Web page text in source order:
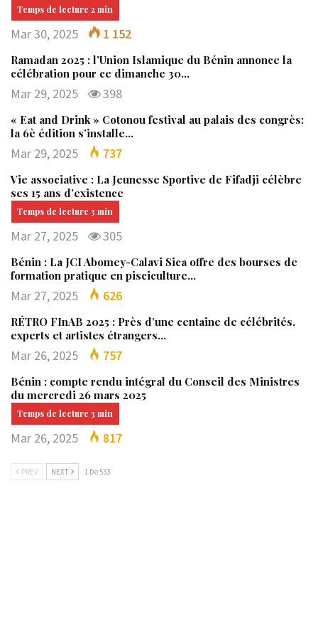
Mar 30, 2025 1 152
Ramadan 2025 : l’Union Islamique du Bénin annonce la
célébration pour ce dimanche 30…
Mar 29, 2025 398
« Eat and Drink » Cotonou festival au palais des congrès:
la 6è édition s’installe…
Mar 29, 2025 737
Vie associative : La Jeunesse Sportive de Fifadji célèbre
ses 15 ans d’existence
Mar 27, 2025 305
Bénin : La JCI Abomey-Calavi Sica offre des bourses de
formation pratique en pisciculture…
Mar 27, 2025 626
RÉTRO FInAB 2025 : Près d’une centaine de célébrités,
experts et artistes étrangers…
Mar 26, 2025 757
Bénin : compte rendu intégral du Conseil des Ministres
du mercredi 26 mars 2025
Mar 26, 2025 817
PREV NEXT 1 De 533